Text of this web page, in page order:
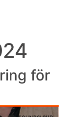
för